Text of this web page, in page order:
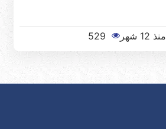
منذ 12 شهر 529